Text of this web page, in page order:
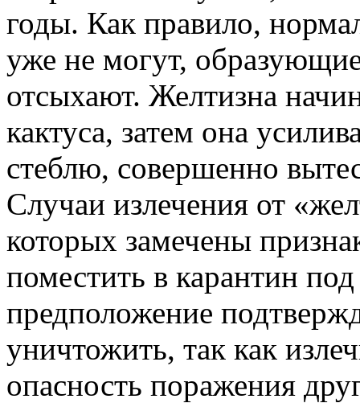
годы. Как правило,
уже не могут,
отсыхают. Желтизна
кактуса, затем она
стеблю, совершенно
Случаи излечения от
которых замечены
поместить в карантин
предположение
уничтожить, так как
опасность поражения